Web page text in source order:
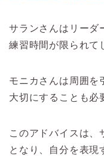
サランさんはリーダ
練習時間が限られて
モニカさんは周囲を
大切にすることも必
このアドバイスは、
となり、自分を表現